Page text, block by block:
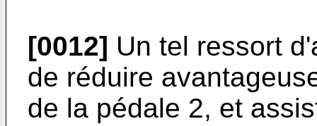
[0012] Un tel ressort
de réduire
de la pédale 2, et